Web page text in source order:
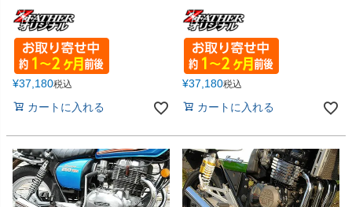
¥37,180税込
カートに入れる
¥37,180税込
カートに入れる